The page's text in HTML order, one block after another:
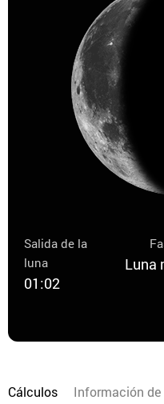
Salida de la
luna
01:02
Luna
Cálculos Información